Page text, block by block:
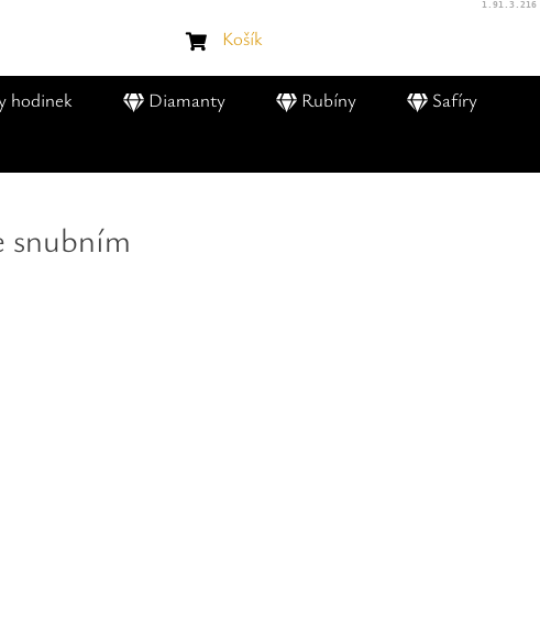
hodinek Diamanty Rubíny
Safíry
Košík
1.91.3.216
snubním